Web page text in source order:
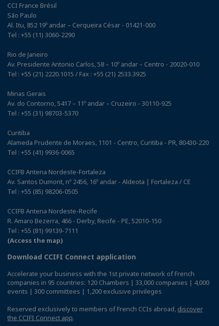
CCI France Brésil
São Paulo
Al. Itu, 852 19º andar – Cerqueira César - 01421-000
Tel : +55 (11) 3060-2290
Rio de Janeiro
Av. Presidente Antonio Carlos, 58 – 10º andar – Centro - 20020-010
Tel : +55 (21) 2220.1015 / Fax : +55 (21) 2533.3925
Minas Gerais
Av. do Contorno, 5417 – 11º andar – Cruzeiro - 30110-925
Tel : +55 (31) 98703-5370
Curitiba
Alameda Prudente de Moraes, 1101 - Centro, Curitiba - PR, 80430-220
Tel : +55 (41) 9936-0065
CCIFB Antena Nordeste-Fortaleza
Av. Santos Dumont, nº 2456, 16º andar - Aldeota | Fortaleza / CE
Tel : +55 (85) 98206-0505
CCIFB Antena Nordeste-Recife
R. Amaro Bezerra, 466 - Derby, Recife - PE, 52010-150
Tel : +55 (81) 99139-7111
(Access the map)
Download CCIFI Connect application
Accelerate your business with the 1st private network of French
companies in 95 countries: 120 Chambers | 33,000 companies | 4,000
events | 300 committees | 1,200 exclusive privileges
Reserved exclusively to members of French CCIs abroad, discover
the CCIFI Connect app.